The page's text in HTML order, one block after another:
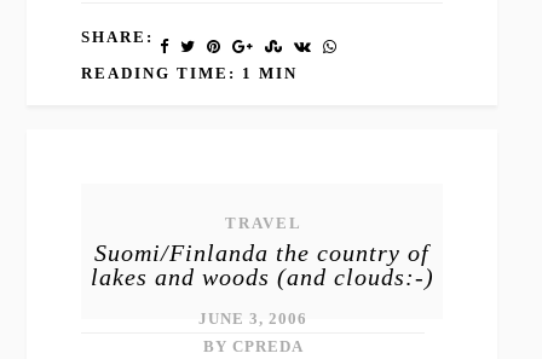
SHARE:
READING TIME: 1 MIN
TRAVEL
Suomi/Finlanda the country of
lakes and woods (and clouds:-)
JUNE 3, 2006
BY CPREDA